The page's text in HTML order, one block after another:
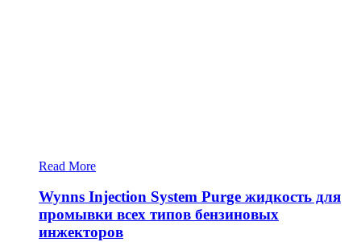
Read More
Wynns Injection System Purge жидкость для
промывки всех типов бензиновых
инжекторов